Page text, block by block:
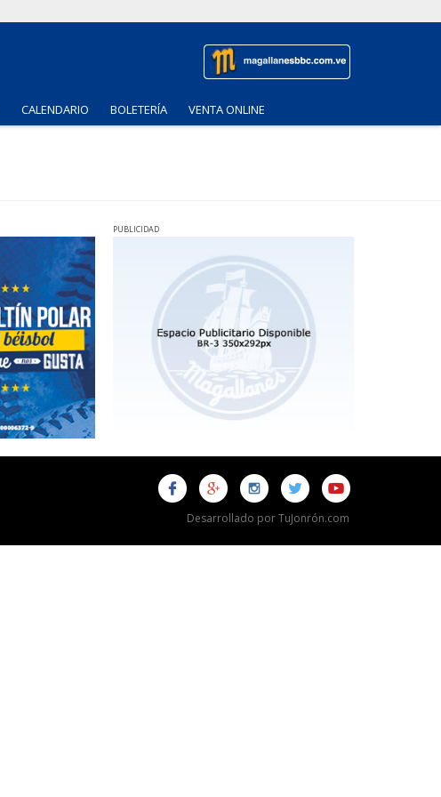
CALENDARIO BOLETERÍA VENTA ONLINE
PUBLICIDAD
Desarrollado por TuJonrón.com